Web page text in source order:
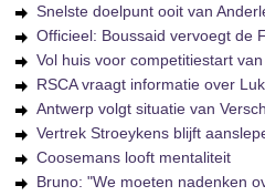
Snelste doelpunt ooit van
Officieel: Boussaid vervoegt de
Vol huis voor competitiestart
RSCA vraagt informatie over
Antwerp volgt situatie van
Vertrek Stroeykens blijft
Coosemans looft mentaliteit
Bruno: "We moeten nadenken